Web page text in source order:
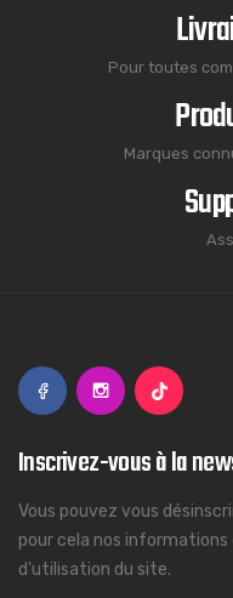
Pour toutes
Marques
Inscrivez-vous à la
Vous pouvez vous
pour cela nos
d'utilisation du site.